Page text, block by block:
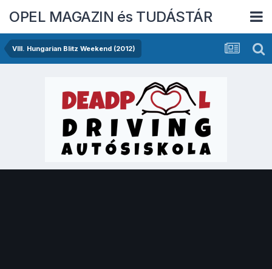
OPEL MAGAZIN és TUDÁSTÁR
VIII. Hungarian Blitz Weekend (2012)